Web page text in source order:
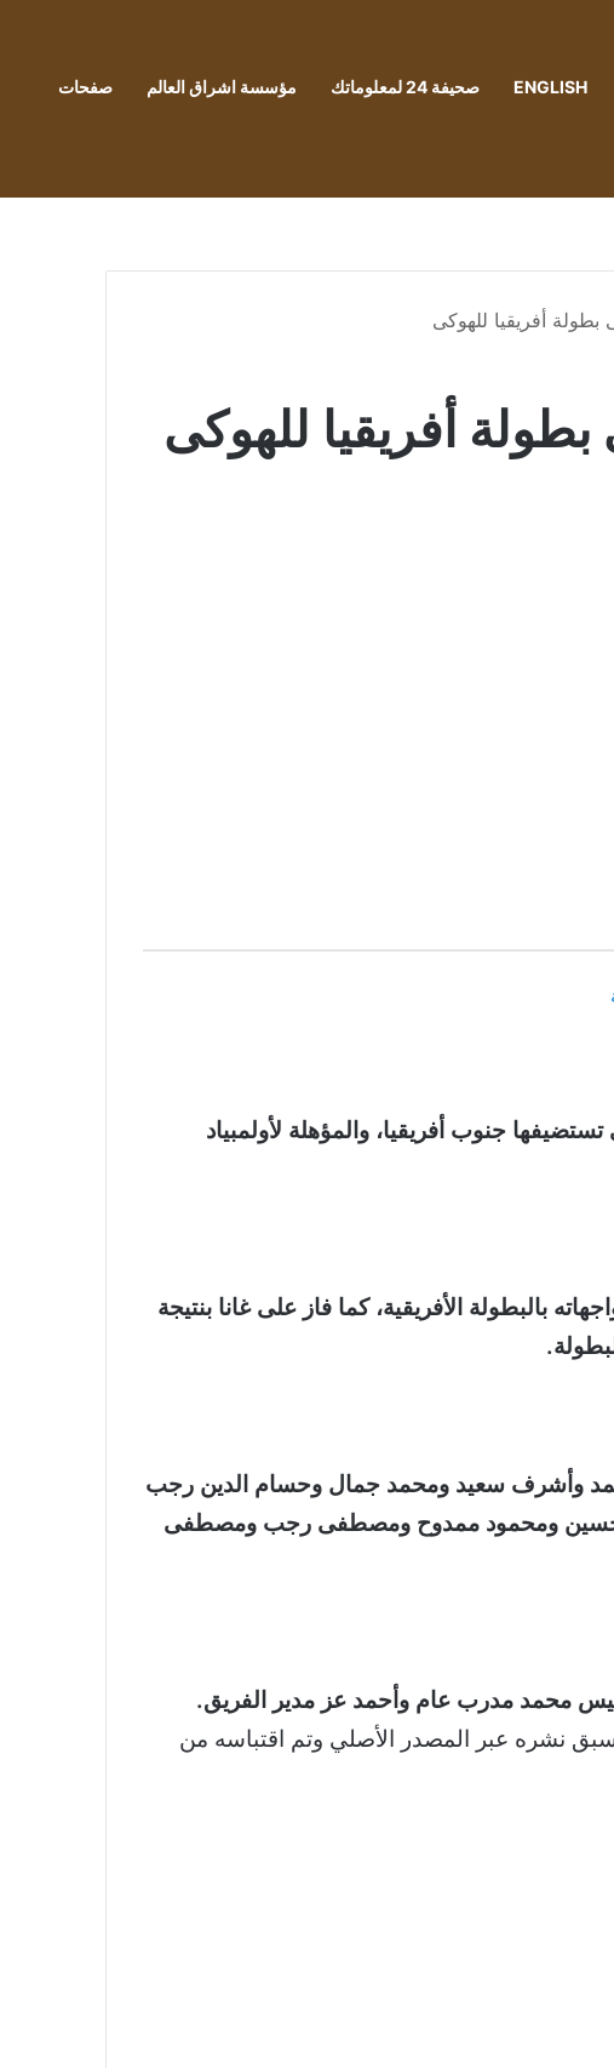
ENGLISH صحيفة 24 لمعلوماتك مؤسسة اشراق العالم صفحات
البطولة الأفريقية التى تستضيفها جنوب أفريقيا، والمؤهلة لأولمبياد
كما فاز على غانا بنتيجة
وأشرف سعيد ومحمد جمال وحسام الدين رجب
حسين ومحمود ممدوح ومصطفى رجب ومصطفى
محمد مدرب عام وأحمد عز مدير الفريق.
بطولة أفريقيا للهوكى قد سبق نشره عبر المصدر الأصلي وتم اقتباسه من